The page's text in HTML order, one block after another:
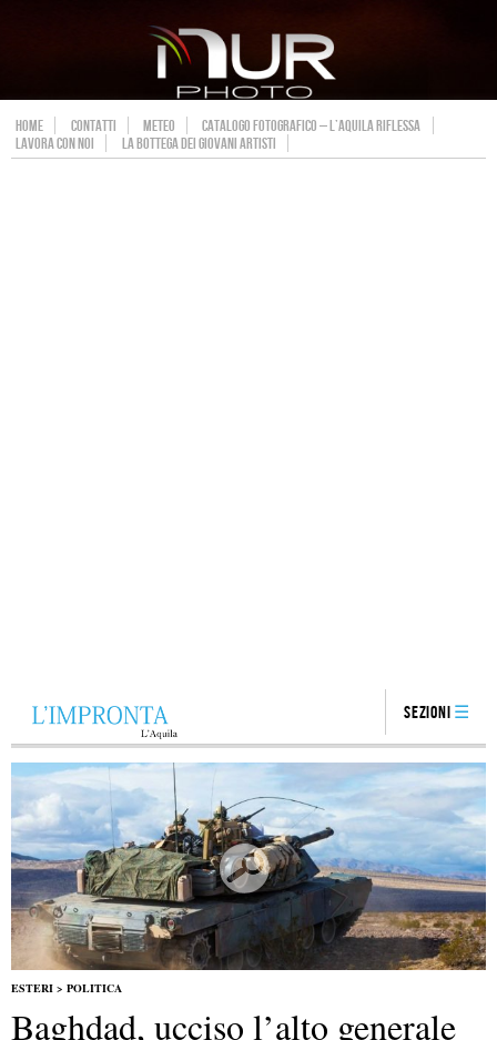
HOME CONTATTI METEO
CATALOGO FOTOGRAFICO – L’AQUILA RIFLESSA
LAVORA CON NOI
LA BOTTEGA DEI GIOVANI ARTISTI
Sezioni
ESTERI > POLITICA
Baghdad, ucciso l’alto generale